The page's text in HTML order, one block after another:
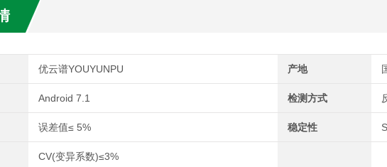
优云谱YOUYUNPU 产地
Android 7.1 检测方式
误差值≤ 5% 稳定性
CV(变异系数)≤3%